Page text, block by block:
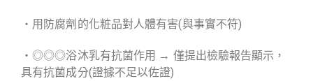
・用防腐劑的化粧品對人體有害(與事實不符)
・◎◎◎浴沐乳有抗菌作用 → 僅提出檢驗報告顯示，
具有抗菌成分(證據不足以佐證)